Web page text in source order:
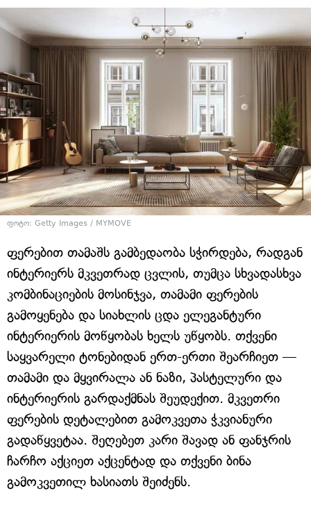
ფოტო: Getty Images / MYMOVE
ფერებით თამაშს გამბედაობა სჭირდება, რადგან
ინტერიერს მკვეთრად ცვლის, თუმცა სხვადასხვა
კომბინაციების მოსინჯვა, თამამი ფერების
გამოყენება და სიახლის ცდა ელეგანტური
ინტერიერის მოწყობას ხელს უწყობს. თქვენი
საყვარელი ტონებიდან ერთ-ერთი შეარჩიეთ —
თამამი და მყვირალა ან ნაზი, პასტელური და
ინტერიერის გარდაქმნას შეუდექით. მკვეთრი
ფერების დეტალებით გამოკვეთა ჭკვიანური
გადაწყვეტაა. შეღებეთ კარი შავად ან ფანჯრის
ჩარჩო აქციეთ აქცენტად და თქვენი ბინა
გამოკვეთილ ხასიათს შეიძენს.